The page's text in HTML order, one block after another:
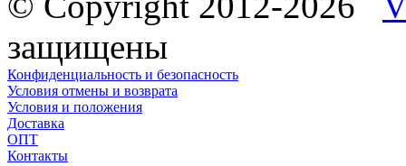
защищены
Конфиденциальность и безопасность
Условия отмены и возврата
Условия и положения
Доставка
ОПТ
Контакты